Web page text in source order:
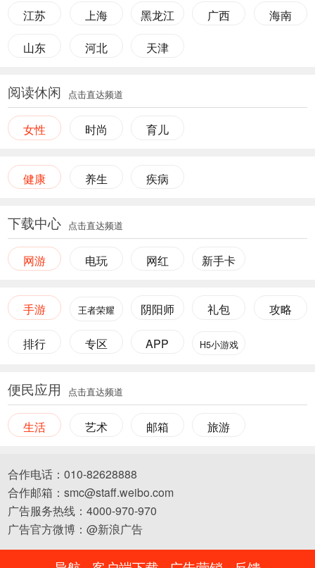
江苏 上海 黑龙江 广西 海南
山东 河北 天津
阅读休闲 点击直达频道
女性 时尚 育儿
健康 养生 疾病
下载中心 点击直达频道
网游 电玩 网红 新手卡
手游 王者荣耀 阴阳师 礼包 攻略
排行 专区 APP H5小游戏
便民应用 点击直达频道
生活 艺术 邮箱 旅游
合作电话：010-82628888
合作邮箱：smc@staff.weibo.com
广告服务热线：4000-970-970
广告官方微博：@新浪广告